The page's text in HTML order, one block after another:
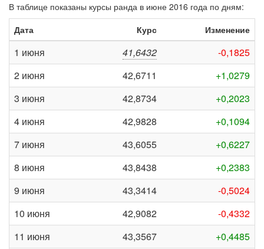
В таблице показаны курсы ранда в июне 2016 года по дням:
Дата
Курс Изменение
1 июня 41,6432
-0,1825
2 июня
42,6711
+1,0279
3 июня
42,8734
+0,2023
4 июня
42,9828
+0,1094
7 июня
43,6055
+0,6227
8 июня
43,8438
+0,2383
9 июня
43,3414
-0,5024
10 июня
42,9082
-0,4332
11 июня
43,3567
+0,4485